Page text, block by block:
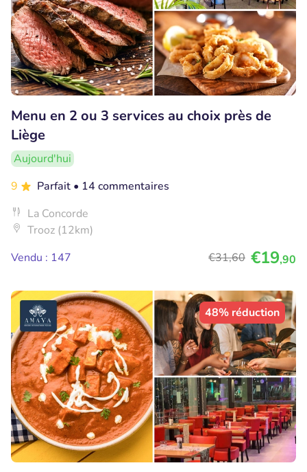
Menu en 2 ou 3 services au choix près de
Liège
Aujourd'hui
9
Parfait • 14 commentaires
La Concorde
Trooz (12km)
Vendu : 147
€31,60 €19,90
48% réduction